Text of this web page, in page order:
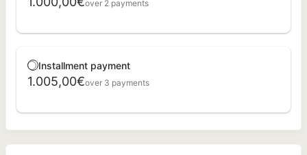
over 2 payments
Installment payment
1.005,00€over 3 payments